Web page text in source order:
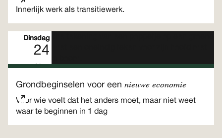
Innerlijk werk als transitiewerk.
Dinsdag
24
Nov
Grondbeginselen voor een nieuwe economie
Voor wie voelt dat het anders moet, maar niet weet
waar te beginnen in 1 dag